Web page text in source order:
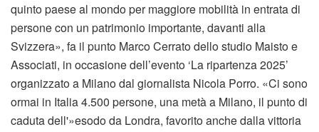
quinto paese al mondo per maggiore mobilità in entrata di
persone con un patrimonio importante, davanti alla
Svizzera», fa il punto Marco Cerrato dello studio Maisto e
Associati, in occasione dell’evento ‘La ripartenza 2025’
organizzato a Milano dal giornalista Nicola Porro. «Ci sono
ormai in Italia 4.500 persone, una metà a Milano, il punto di
caduta dell'»esodo da Londra, favorito anche dalla vittoria